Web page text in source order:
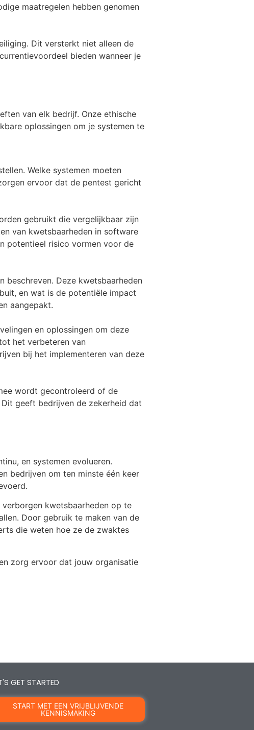
maatregelen hebben genomen
Dit versterkt niet alleen de
bieden wanneer je
van elk bedrijf. Onze ethische
oplossingen om je systemen te
Welke systemen moeten
ervoor dat de pentest gericht
gebruikt die vergelijkbaar zijn
van kwetsbaarheden in software
potentieel risico vormen voor de
beschreven. Deze kwetsbaarheden
en wat is de potentiële impact
aangepakt.
en oplossingen om deze
het verbeteren van
bij het implementeren van deze
wordt gecontroleerd of de
geeft bedrijven de zekerheid dat
en systemen evolueren.
bedrijven om ten minste één keer
kwetsbaarheden op te
Door gebruik te maken van de
die weten hoe ze de zwaktes
zorg ervoor dat jouw organisatie
GET STARTED
START MET EEN VRIJBLIJVENDE
KENNISMAKING